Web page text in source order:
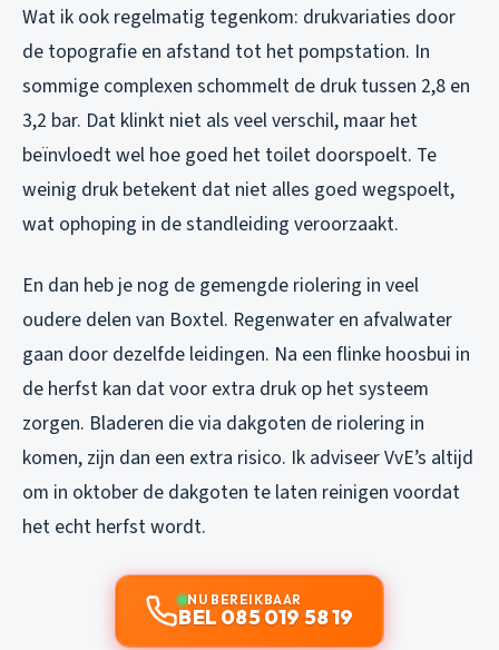
Wat ik ook regelmatig tegenkom: drukvariaties door
de topografie en afstand tot het pompstation. In
sommige complexen schommelt de druk tussen 2,8 en
3,2 bar. Dat klinkt niet als veel verschil, maar het
beïnvloedt wel hoe goed het toilet doorspoelt. Te
weinig druk betekent dat niet alles goed wegspoelt,
wat ophoping in de standleiding veroorzaakt.
En dan heb je nog de gemengde riolering in veel
oudere delen van Boxtel. Regenwater en afvalwater
gaan door dezelfde leidingen. Na een flinke hoosbui in
de herfst kan dat voor extra druk op het systeem
zorgen. Bladeren die via dakgoten de riolering in
komen, zijn dan een extra risico. Ik adviseer VvE’s altijd
om in oktober de dakgoten te laten reinigen voordat
het echt herfst wordt.
NU BEREIKBAAR
BEL 085 019 58 19